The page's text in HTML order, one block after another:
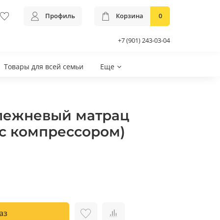
Профиль Корзина 0
+7 (901) 243-03-04
Товары для всей семьи
Еще
матрац
компрессором)